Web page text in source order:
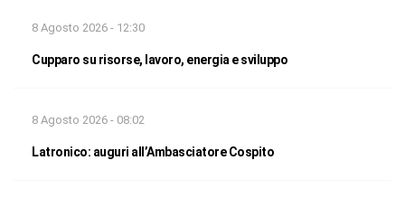
8 Agosto 2026 - 12:30
Cupparo su risorse, lavoro, energia e sviluppo
8 Agosto 2026 - 08:02
Latronico: auguri all’Ambasciatore Cospito